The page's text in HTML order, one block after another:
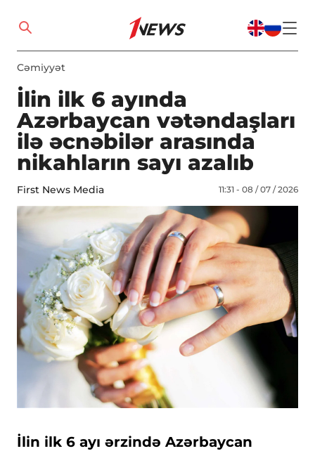
Cəmiyyət
İlin ilk 6 ayında
Azərbaycan vətəndaşları
ilə əcnəbilər arasında
nikahların sayı azalıb
First News Media 11:31 - 08 / 07 / 2026
İlin ilk 6 ayı ərzində Azərbaycan